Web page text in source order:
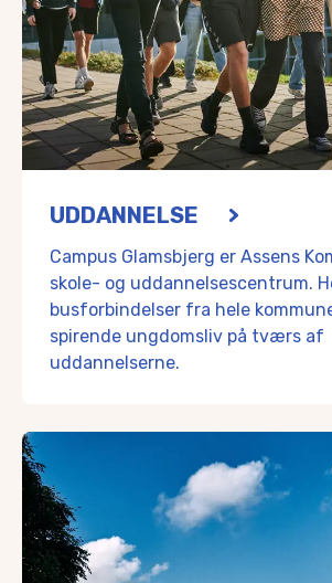
UDDANNELSE
Campus Glamsbjerg er Assens
skole- og uddannelsescentrum.
busforbindelser fra hele
spirende ungdomsliv på tværs af
uddannelserne.